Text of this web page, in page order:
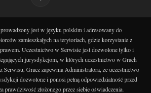
jest w języku polskim i adresowany do
zamieszkałych na terytoriach, gdzie korzystanie z
Uczestnictwo w Serwisie jest dozwolone tylko i
jurysdykcjom, w których uczestnictwo w Grach
Serwisu, Gracz zapewnia Administratora, że uczestnictwo
dozwolone i ponosi pełną odpowiedzialność przed
prawdziwość złożonego przez siebie oświadczenia.